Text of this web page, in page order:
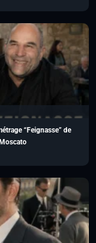
“Feignasse” de